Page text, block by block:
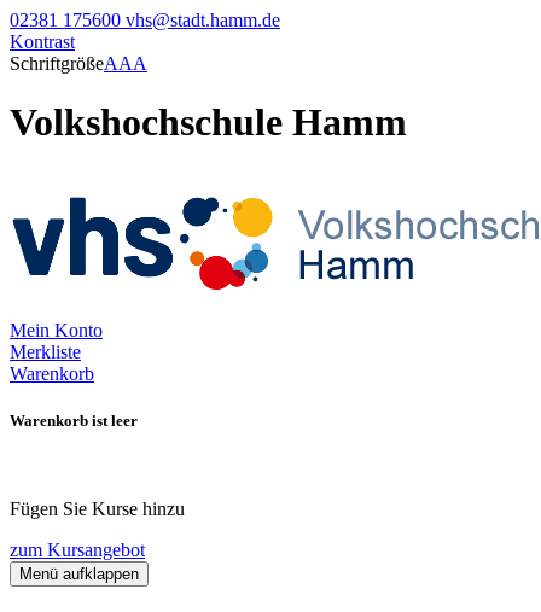
02381 175600 vhs@stadt.hamm.de
Kontrast
SchriftgrößeAAA
Volkshochschule Hamm
Mein Konto
Merkliste
Warenkorb
Warenkorb ist leer
Fügen Sie Kurse hinzu
zum Kursangebot
Menü aufklappen